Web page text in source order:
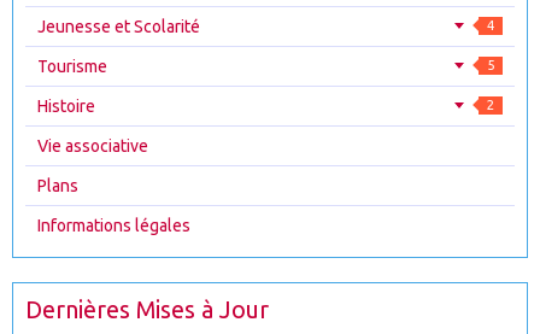
Jeunesse et Scolarité 4
Tourisme 5
Histoire 2
Vie associative
Plans
Informations légales
Dernières Mises à Jour